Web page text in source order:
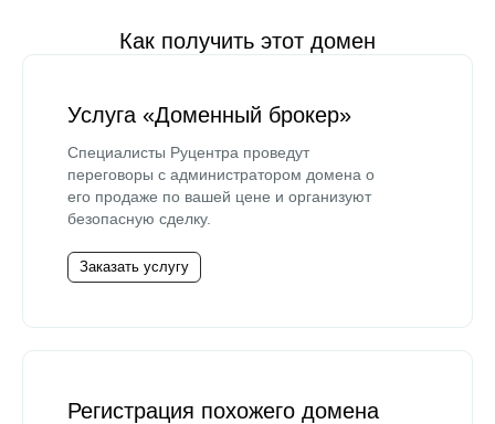
Как получить этот домен
Услуга «Доменный брокер»
Специалисты Руцентра проведут
переговоры с администратором домена о
его продаже по вашей цене и организуют
безопасную сделку.
Заказать услугу
Регистрация похожего домена